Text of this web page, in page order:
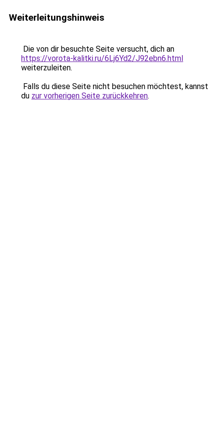
Weiterleitungshinweis
Die von dir besuchte Seite versucht, dich an
https://vorota-kalitki.ru/6Lj6Yd2/J92ebn6.html
weiterzuleiten.
Falls du diese Seite nicht besuchen möchtest, kannst
du zur vorherigen Seite zurückkehren.